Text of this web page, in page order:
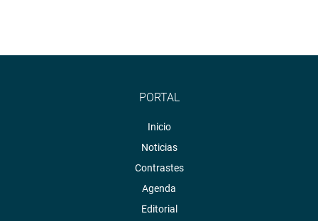
PORTAL
Inicio
Noticias
Contrastes
Agenda
Editorial